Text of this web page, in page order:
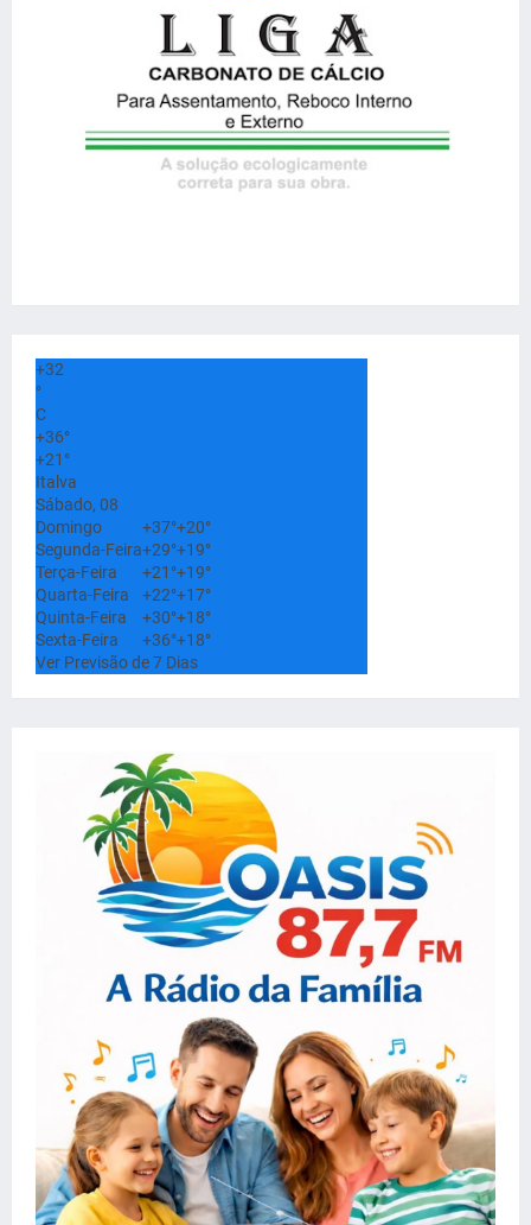
+32
°
C
+36°
+21°
Italva
Sábado, 08
Domingo
+37°+20°
Segunda-Feira+29°+19°
Terça-Feira
+21°+19°
Quarta-Feira
+22°+17°
Quinta-Feira
+30°+18°
Sexta-Feira
+36°+18°
Ver Previsão de 7 Dias